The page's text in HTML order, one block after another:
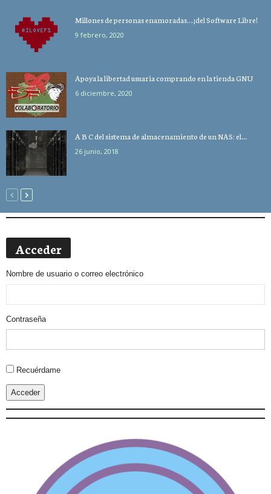
Millones de personas enamoradas… ¡del Software Libre!
9 febrero, 2020
Apoya la libertad usuaria comprando en la tienda GNU
6 diciembre, 2020
A B C del sistema de almacenamiento de un NAS: el...
26 junio, 2018
Acceder
Nombre de usuario o correo electrónico
Contraseña
Alternative:
Recuérdame
Acceder